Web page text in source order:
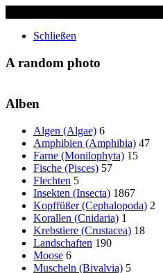
Schließen
A random photo
Alben
Algen (Algae) 6
Amphibien (Amphibia) 47
Farne (Monilophyta) 15
Fische (Pisces) 57
Flechten 5
Insekten (Insecta) 1867
Kopffüßer (Cephalopoda) 2
Korallen (Cnidaria) 1
Krebstiere (Crustacea) 18
Landschaften 190
Moose 6
Muscheln (Bivalvia) 5